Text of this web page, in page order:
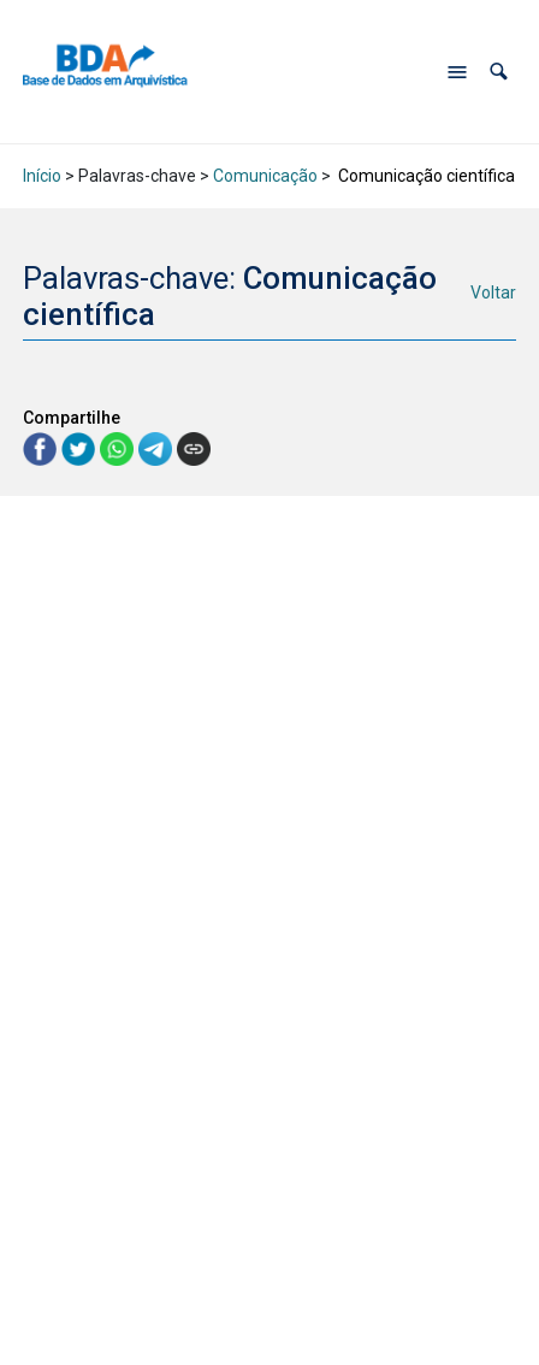
Início > Palavras-chave > Comunicação > Comunicação científica
Palavras-chave: Comunicação
científica
Voltar
Compartilhe